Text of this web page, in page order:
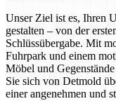
Unser Ziel ist es, Ihren
gestalten – von der
Schlüssübergabe. Mit
Fuhrpark und einem
Möbel und
Sie sich von Detmold
einer angenehmen und